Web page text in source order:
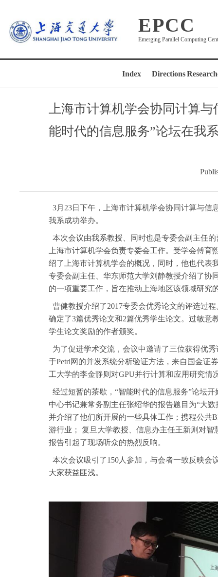
EPCC
Emerging Parallel Computing
Index Directions
上海市计算机学会协同计算与
能时代的信息服务”论坛在我
3月23日下午，上海市计算机学会协同计算与信
我系成功举办。
本次会议由我系教授、同时也是专委会副主任
上海市计算机学会负责专委会工作。受学会傅
绍了上海市计算机学会的概况，同时，他也代表
专委会副主任、华东师范大学刘静教授介绍了协
的一项重要工作，旨在推动上海地区该领域研究
曹健教授介绍了2017专委会优秀论文的评选过
确定了3篇优秀论文和2篇优秀学生论文。过敏意
学生论文奖励的作者颁奖。
为了促进学术交流，会议中邀请了三位获得优
于Petri网的并发系统分析验证方法，来自国金证
工大学的李金静则对GPU并行计算和应用研究情
经过短暂的茶歇，“智能时代的信息服务”论坛
中心书记兼常务副主任张绍华的报告题目为“大
并介绍了他们所开展的一些具体工作；携程公共
游行业； 复旦大学教授、信息办主任王新则对
报告引起了现场听众的热烈反响。
本次会议吸引了150人参加，与会者一致反映
大家获益匪浅。